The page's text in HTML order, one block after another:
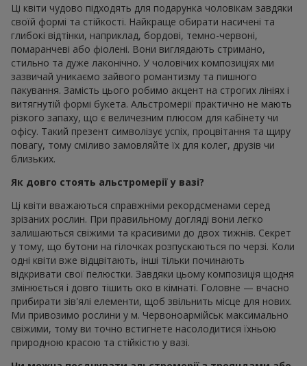
Ці квіти чудово підходять для подарунка чоловікам завдяки
своїй формі та стійкості. Найкраще обирати насичені та
глибокі відтінки, наприклад, бордові, темно-червоні,
помаранчеві або фіолені. Вони виглядають стримано,
стильно та дуже лаконічно. У чоловічих композиціях ми
зазвичай уникаємо зайвого романтизму та пишного
пакування. Замість цього робимо акцент на строгих лініях і
витягнутій формі букета. Альстромерії практично не мають
різкого запаху, що є величезним плюсом для кабінету чи
офісу. Такий презент символізує успіх, процвітання та щиру
повагу, тому сміливо замовляйте їх для колег, друзів чи
близьких.
Як довго стоять альстромерії у вазі?
Ці квіти вважаються справжніми рекордсменами серед
зрізаних рослин. При правильному догляді вони легко
залишаються свіжими та красивими до двох тижнів. Секрет
у тому, що бутони на гілочках розпускаються по черзі. Коли
одні квіти вже відцвітають, інші тільки починають
відкривати свої пелюстки. Завдяки цьому композиція щодня
змінюється і довго тішить око в кімнаті. Головне — вчасно
прибирати зів'ялі елементи, щоб звільнить місце для нових.
Ми привозимо рослини у м. Червоноармійськ максимально
свіжими, тому ви точно встигнете насолодитися їхньою
природною красою та стійкістю у вазі.